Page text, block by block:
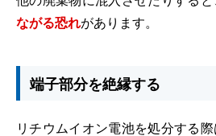
ながる恐れがあります。
端子部分を絶縁する
リチウムイオン電池を処分する